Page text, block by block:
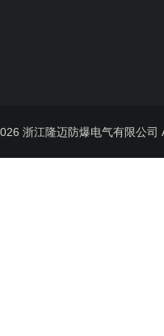
浙江隆迈防爆电气有限